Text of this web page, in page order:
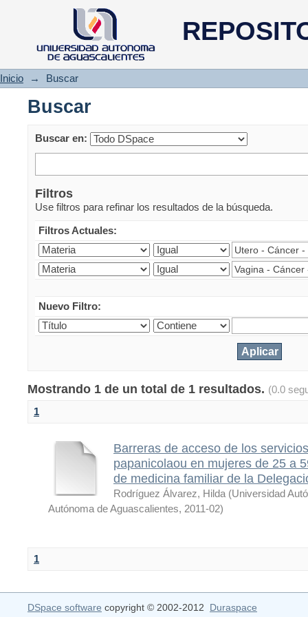
Buscar
Inicio → Buscar
Buscar
Buscar en:
Filtros
Use filtros para refinar los resultados de la búsqueda.
Filtros Actuales:
Nuevo Filtro:
Mostrando 1 de un total de 1 resultados. (0.0
1
Barreras de acceso de los
papanicolaou en mujeres de 25 a
de medicina familiar de la
Rodríguez Álvarez, Hilda (Universidad
Autónoma de Aguascalientes, 2011-02)
1
DSpace software copyright © 2002-2012 Duraspace